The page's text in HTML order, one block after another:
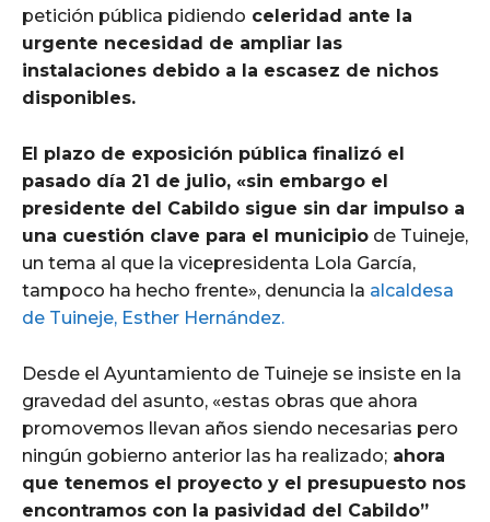
petición pública pidiendo celeridad ante la
urgente necesidad de ampliar las
instalaciones debido a la escasez de nichos
disponibles.
El plazo de exposición pública finalizó el
pasado día 21 de julio, «sin embargo el
presidente del Cabildo sigue sin dar impulso a
una cuestión clave para el municipio de Tuineje,
un tema al que la vicepresidenta Lola García,
tampoco ha hecho frente», denuncia la alcaldesa
de Tuineje, Esther Hernández.
Desde el Ayuntamiento de Tuineje se insiste en la
gravedad del asunto, «estas obras que ahora
promovemos llevan años siendo necesarias pero
ningún gobierno anterior las ha realizado; ahora
que tenemos el proyecto y el presupuesto nos
encontramos con la pasividad del Cabildo”